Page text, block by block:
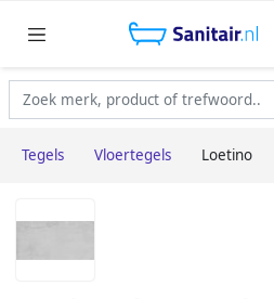
Tegels Vloertegels Loetino